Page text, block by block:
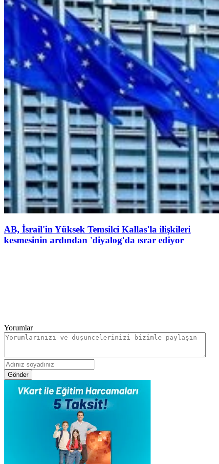
AB, İsrail'in Yüksek Temsilci Kallas'la ilişkileri
kesmesinin ardından 'diyalog'da ısrar ediyor
Yorumlar
Gönder